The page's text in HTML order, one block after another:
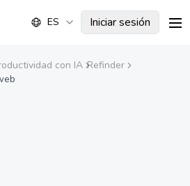
ES Iniciar sesión
con IA Refinder